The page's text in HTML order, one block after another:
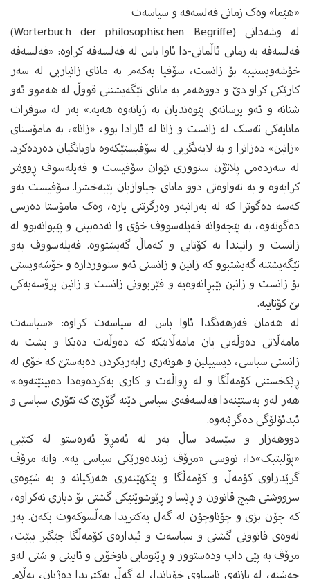
«هێما» وه‌ک زمانی فه‌لسه‌فه‌ و سیاسه‌ت
له‌ وشه‌دانی (Wörterbuch der philosophischen Begriffe)
فه‌لسه‌فه به‌ زمانی ئاڵمانی-دا‌ ئاوا باس له‌ فه‌لسه‌فه‌ کراوه: «فەلسەفە
خۆشەویستییه‌ بۆ زانست، سۆفیا یەکەم بە مانای زانیاریی لە سەر
کارێکی کراو دێ و دووهەم بە مانای تێگەیشتنی قووڵ لە هەموو ئه‌و
شتانە و ئەو پرسانه‌ی پێوەندیان بە ژیانەوە هەیە.» به‌ر له‌ سوقرات
مانایه‌کی ته‌سک له‌ زانست و زانا له‌ ئارادا بوو، «زانا»، به‌‌ مامۆستای
«زانین» ده‌زانرا و به‌ لایه‌نگریی له‌ سۆفیستێکه‌وه‌ ناوبانگیان ده‌رده‌کرد.
لە سەردەمی پلاتۆن سنووری نێوان سۆفیست و فەیلەسوف ڕوونتر
کرایه‌وه‌ و به‌ ته‌واوه‌تی دوو مانای جیاوازیان پێبه‌خشرا. سۆفیست به‌و
که‌سه‌ ده‌گوترا که‌ له‌ به‌رانبه‌ر وه‌رگرتنی پاره‌، وه‌ک مامۆستا ده‌رسی
ده‌گوته‌وه‌، بە پێچەوانە فەیلەسووف خۆی وا نه‌ده‌بینی و پێیوانه‌بوو‌ له‌
زانست و زانیندا به‌ کۆتایی و که‌ماڵ گه‌یشتووه‌. فه‌یله‌سووف به‌و
تێگەیشتنە گه‌یشتبوو کە زانین و زانستی ئەو سنووردارە و خۆشەویستی
بۆ زانست و زانین بێبڕانه‌وه‌یه‌ و فێربوونی زانست و زانین پرۆسه‌یه‌کی
بێ کۆتاییه‌.
له‌ هه‌مان فه‌رهه‌نگدا ئاوا باس له‌ سیاسه‌ت کراوه‌: «سیاسه‌ت
مامەڵاتی دەوڵەتی یان مامه‌ڵاتێکه‌ که‌ ده‌وڵه‌ت ده‌یکا و پشت به‌
زانستی سیاسی، دیسیپلین و هونەری رابەریکردن ده‌به‌ستێ که‌ خۆی له‌
ڕێکخستنی کۆمه‌ڵگا و له‌ ڕواڵه‌ت و کاری به‌کرده‌وه‌دا ده‌بینێته‌وه‌.»
هه‌ر له‌و به‌ستێنه‌دا فه‌لسه‌فه‌ی سیاسی دێته‌ گۆڕێ که‌ تئۆری سیاسی و
ئیدئۆلۆگی ده‌گرێته‌وه‌.
دووهه‌زار و سێسه‌د ساڵ به‌ر له‌ ئه‌مڕۆ ئه‌ره‌ستو له‌ کتێبی
«پۆلیتیک»دا، نووسی «مرۆڤ زینده‌ورێکی سیاسی یه». واته‌ مرۆڤ
گرێدراوی کۆمه‌ڵ و کۆمه‌ڵگا و پێکهێنه‌ری هه‌رکیانه‌‌ و به‌ شێوه‌ی
سرووشتی هیچ قانوون و ڕێسا و ڕێوشوێنێکی گشتی بۆ دیاری نه‌کراوه‌،
که‌ چۆن بژی و چۆناوچۆن له‌ گه‌ل یه‌کتریدا هه‌ڵسوکه‌وت بکه‌ن. به‌ر
له‌وه‌ی قانوونی گشتی و سیاسه‌ت و ئیداره‌ی کۆمه‌ڵگا جێگیر ببێت،
مرۆڤ به‌ پێی داب وده‌ستوور و ڕێنومایی ناوخۆیی و ئایینی و شتی له‌و
چه‌شنه،‌ له‌ بازنه‌ی ناسیاوی خۆیاندا، له‌ گه‌ڵ یه‌کتریدا ده‌ژیان، به‌ڵام